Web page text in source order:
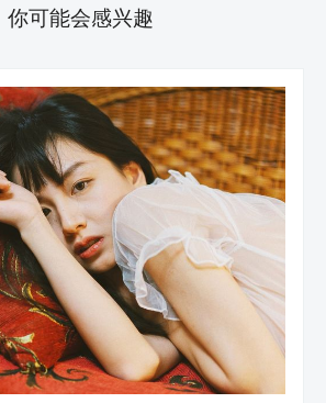
你可能会感兴趣